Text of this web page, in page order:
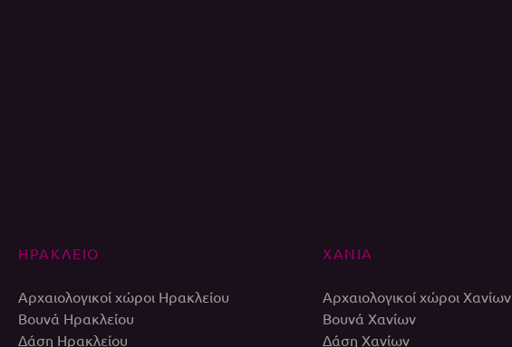
ΗΡΑΚΛΕΙΟ
Αρχαιολογικοί χώροι Ηρακλείου
Βουνά Ηρακλείου
Δάση Ηρακλείου
ΧΑΝΙΑ
Αρχαιολογικοί χώροι Χανίων
Βουνά Χανίων
Δάση Χανίων